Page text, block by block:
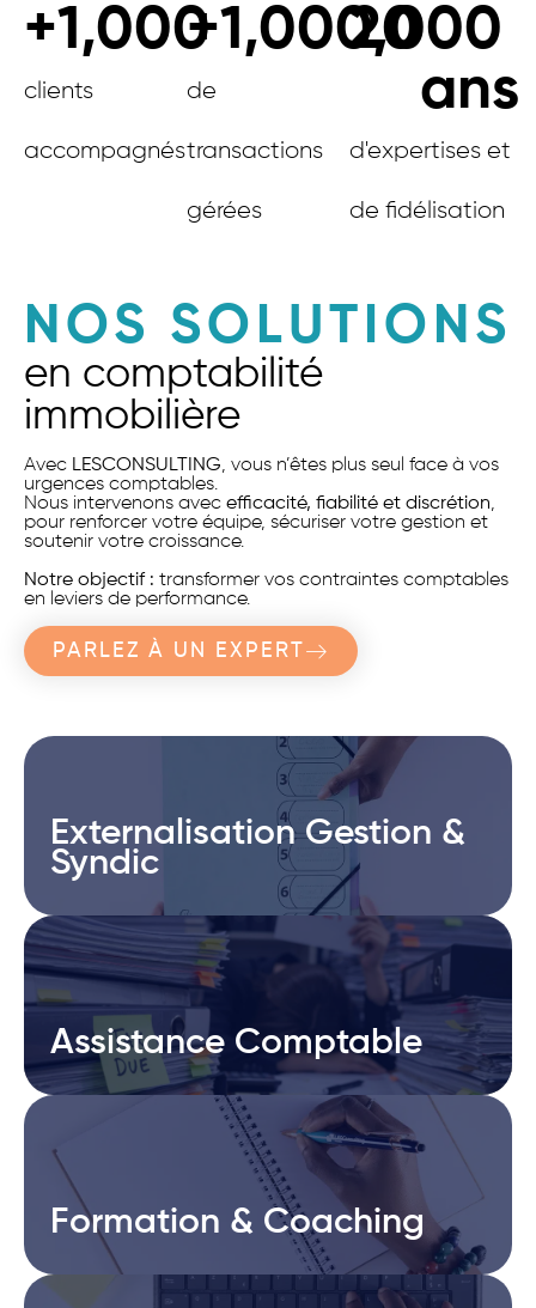
clients
accompagnés
+1,000
de
transactions
gérées
+1,000,000
d'expertises et
de fidélisation
20
ans
NOS SOLUTIONS
en comptabilité
immobilière
Avec LESCONSULTING, vous n’êtes plus seul face à vos
urgences comptables.
Nous intervenons avec efficacité, fiabilité et discrétion,
pour renforcer votre équipe, sécuriser votre gestion et
soutenir votre croissance.
Notre objectif : transformer vos contraintes comptables
en leviers de performance.
PARLEZ À UN EXPERT
Externalisation Gestion &
Syndic
Externalisation Gestion &
Syndic
Assistance Comptable
Assistance Comptable
Formation & Coaching
Formation & Coaching